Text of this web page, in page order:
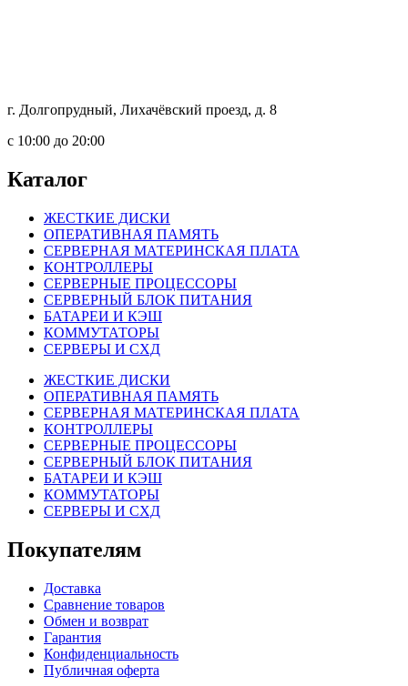
г. Долгопрудный, Лихачёвский проезд, д. 8
c 10:00 до 20:00
Каталог
ЖЕСТКИЕ ДИСКИ
ОПЕРАТИВНАЯ ПАМЯТЬ
СЕРВЕРНАЯ МАТЕРИНСКАЯ ПЛАТА
КОНТРОЛЛЕРЫ
СЕРВЕРНЫЕ ПРОЦЕССОРЫ
СЕРВЕРНЫЙ БЛОК ПИТАНИЯ
БАТАРЕИ И КЭШ
КОММУТАТОРЫ
СЕРВЕРЫ И СХД
ЖЕСТКИЕ ДИСКИ
ОПЕРАТИВНАЯ ПАМЯТЬ
СЕРВЕРНАЯ МАТЕРИНСКАЯ ПЛАТА
КОНТРОЛЛЕРЫ
СЕРВЕРНЫЕ ПРОЦЕССОРЫ
СЕРВЕРНЫЙ БЛОК ПИТАНИЯ
БАТАРЕИ И КЭШ
КОММУТАТОРЫ
СЕРВЕРЫ И СХД
Покупателям
Доставка
Сравнение товаров
Обмен и возврат
Гарантия
Конфиденциальность
Публичная оферта